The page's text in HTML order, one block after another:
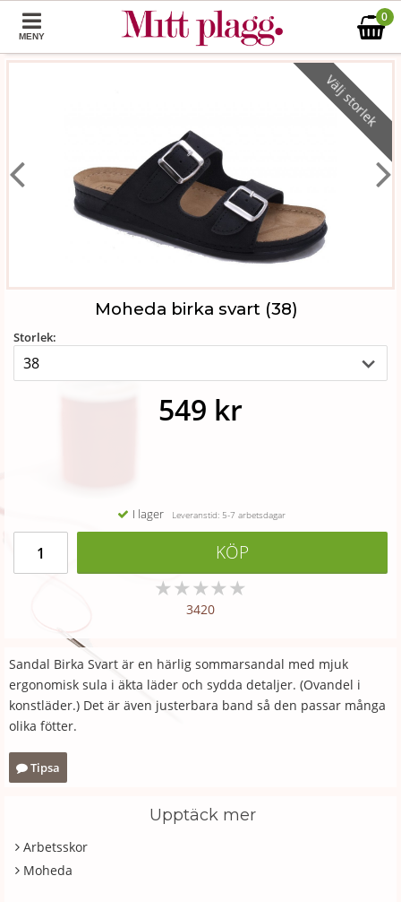
MENY
0
Välj storlek
Moheda birka svart (38)
Storlek:
549 kr
I lager Leveranstid: 5-7 arbetsdagar
KÖP
★★★★★
3420
Sandal Birka Svart är en härlig sommarsandal med mjuk
ergonomisk sula i äkta läder och sydda detaljer. (Ovandel i
konstläder.) Det är även justerbara band så den passar många
olika fötter.
Tipsa
Upptäck mer
Arbetsskor
Moheda